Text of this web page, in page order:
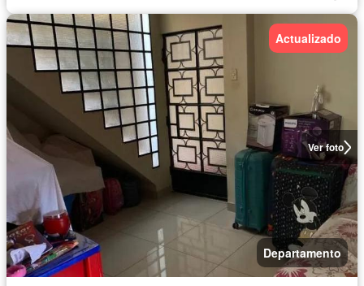
Ver foto
Actualizado
Departamento